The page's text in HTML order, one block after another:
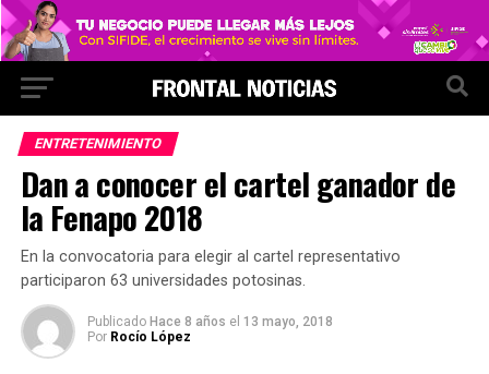
ENTRETENIMIENTO
Dan a conocer el cartel ganador de
la Fenapo 2018
En la convocatoria para elegir al cartel representativo
participaron 63 universidades potosinas.
Publicado Hace 8 años el 13 mayo, 2018
Por Rocío López